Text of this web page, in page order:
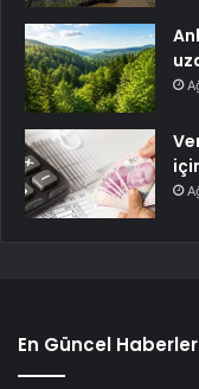
En Güncel Haberler